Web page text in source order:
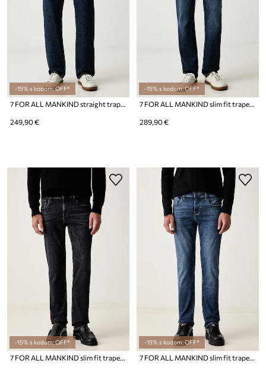
-15% s kodom: OFF*
7 FOR ALL MANKIND straight traperice za muškarce
249,90 €
-15% s kodom: OFF*
7 FOR ALL MANKIND slim fit traperice za muškarce
289,90 €
-15% s kodom: OFF*
7 FOR ALL MANKIND slim fit traperice za muškarce
-15% s kodom: OFF*
7 FOR ALL MANKIND slim fit traperice za muškarce